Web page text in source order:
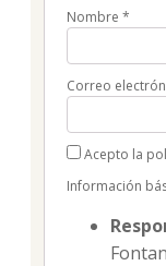
Nombre *
Correo
Acepto la
Información